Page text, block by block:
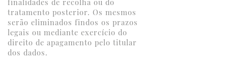
finalidades de recolha ou do
tratamento posterior. Os mesmos
serão eliminados findos os prazos
legais ou mediante exercício do
direito de apagamento pelo titular
dos dados.